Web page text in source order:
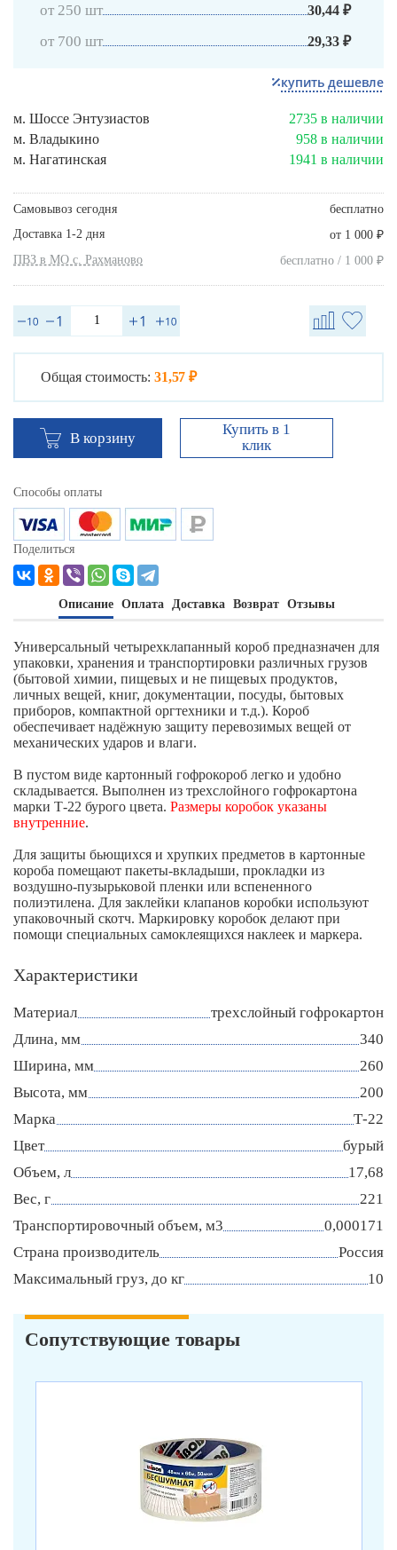
от 250 шт 30,44 ₽
от 700 шт 29,33 ₽
купить дешевле
м. Шоссе Энтузиастов
2735 в наличии
м. Владыкино
958 в наличии
м. Нагатинская
1941 в наличии
Самовывоз сегодня
бесплатно
Доставка 1-2 дня
от 1 000 ₽
ПВЗ в МО с. Рахманово бесплатно / 1 000 ₽
Общая стоимость: 31,57 ₽
В корзину
Купить в 1
клик
Способы оплаты
Поделиться
Описание Оплата Доставка Возврат Отзывы
Универсальный четырехклапанный короб предназначен для
упаковки, хранения и транспортировки различных грузов
(бытовой химии, пищевых и не пищевых продуктов,
личных вещей, книг, документации, посуды, бытовых
приборов, компактной оргтехники и т.д.). Короб
обеспечивает надёжную защиту перевозимых вещей от
механических ударов и влаги.
В пустом виде картонный гофрокороб легко и удобно
складывается. Выполнен из трехслойного гофрокартона
марки Т-22 бурого цвета. Размеры коробок указаны
внутренние.
Для защиты бьющихся и хрупких предметов в картонные
короба помещают пакеты-вкладыши, прокладки из
воздушно-пузырьковой пленки или вспененного
полиэтилена. Для заклейки клапанов коробки используют
упаковочный скотч. Маркировку коробок делают при
помощи специальных самоклеящихся наклеек и маркера.
Характеристики
Материал
трехслойный гофрокартон
Длина, мм
340
Ширина, мм
260
Высота, мм
200
Марка
Т-22
Цвет
бурый
Объем, л
17,68
Вес, г
221
Транспортировочный объем, м3
0,000171
Страна производитель
Россия
Максимальный груз, до кг
10
Сопутствующие товары